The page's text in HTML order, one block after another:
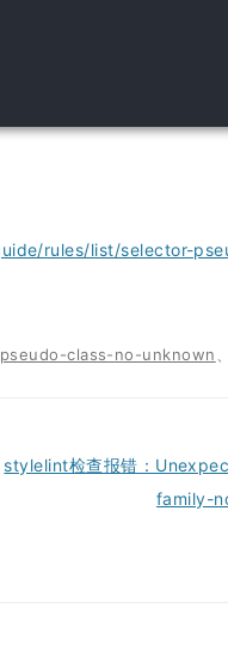
rules/list/selector-
class-no-unknown
stylelint检查报错：
family-